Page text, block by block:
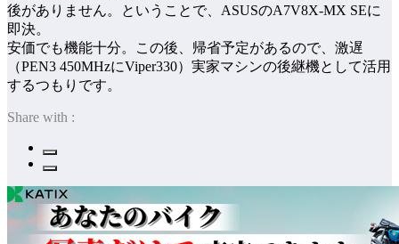
後がありません。ということで、ASUSのA7V8X-MX SEに
即決。
安価でも機能十分。この後、帰省予定があるので、激遅
（PEN3 450MHzにViper330）実家マシンの後継機として活用
するつもりです。
Share with :